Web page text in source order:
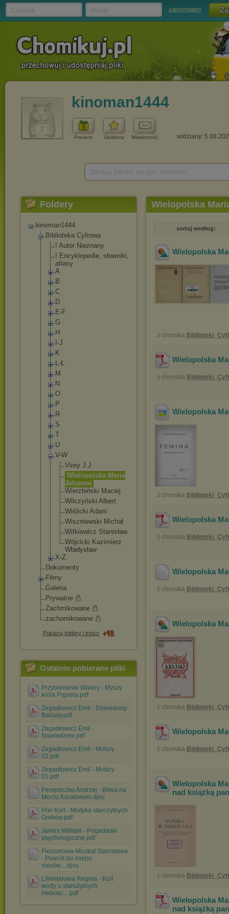
zapomniałem
kinoman1444
Prezent Ulubiony Wiadomość widziany:
Foldery
kinoman1444
Biblioteka Cyfrowa
! Autor Nieznany
! Encyklopedie, słowniki,
atlasy
A
B
C
D
E-F
G
H
I-J
K
L-Ł
M
N
O
P
R
S
T
U
V-W
Virey J.J
Wielopolska Maria
Jehanne
Wierzbiński Maciej
Wilczyński Albert
Wiślicki Adam
Wiszniewski Michał
Witkiewicz Stanisław
Wójcicki Kazimierz
Władysław
X-Z
Dokumenty
Filmy
Galeria
Prywatne
Zachmikowane
zachomikowane
Pokazuj foldery i treści
Ostatnio pobierane pliki
Przyborowski Walery - Myszy
króla Popiela.pdf
Zegadłowicz Emil - Dziewanny.
Ballady.pdf
Zegadłowicz Emil -
Nawiedzeni.pdf
Zegadłowicz Emil - Motory
02.pdf
Zegadłowicz Emil - Motory
01.pdf
Perepeczko Andrzej - Bitwa na
Morzu Koralowym.djvu
Prel Karl - Mistyka starożytnych
Greków.pdf
James William - Pogadanki
psychologiczne.pdf
Fleszarowa-Muskat Stanisława
- Powrót do miejsc
nieobe....djvu
Lilientalowa Regina - Kult
wody u starożytnych
Hebrajc....pdf
Wielopolska
sortuj według:
Wielopolska
z chomika
Wielopolska
z chomika
Wielopolska
z chomika
Wielopolska
z chomika
Wielopolska
z chomika
Wielopolska
z chomika
Wielopolska
z chomika
Wielopolska
nad książką
z chomika
Wielopolska
nad książką